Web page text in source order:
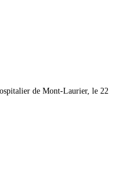
de Mont-Laurier, le 22